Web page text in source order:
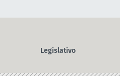
Legislativo